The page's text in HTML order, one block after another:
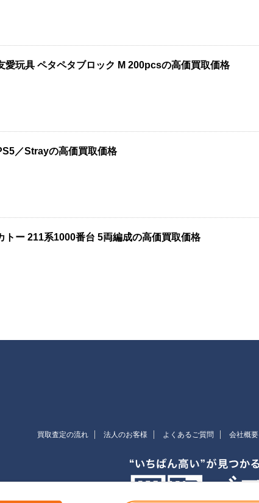
愛玩具 ペタペタブロック M 200pcsの高価買取価格
／Strayの高価買取価格
トー 211系1000番台 5両編成の高価買取価格
買取査定の流れ 法人のお客様 よくあるご質問 会社概要